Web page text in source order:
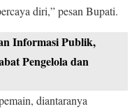
diri,” pesan Bupati.
Informasi Publik,
Pengelola dan
diantaranya